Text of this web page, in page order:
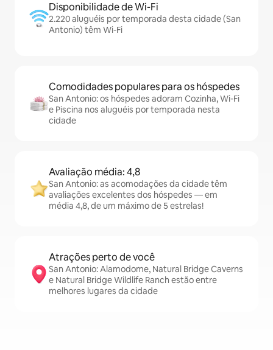
Disponibilidade de Wi-Fi
2.220 aluguéis por temporada desta cidade (San
Antonio) têm Wi-Fi
Comodidades populares para os hóspedes
San Antonio: os hóspedes adoram Cozinha, Wi-Fi
e Piscina nos aluguéis por temporada nesta
cidade
Avaliação média: 4,8
San Antonio: as acomodações da cidade têm
avaliações excelentes dos hóspedes — em
média 4,8, de um máximo de 5 estrelas!
Atrações perto de você
San Antonio: Alamodome, Natural Bridge Caverns
e Natural Bridge Wildlife Ranch estão entre
melhores lugares da cidade